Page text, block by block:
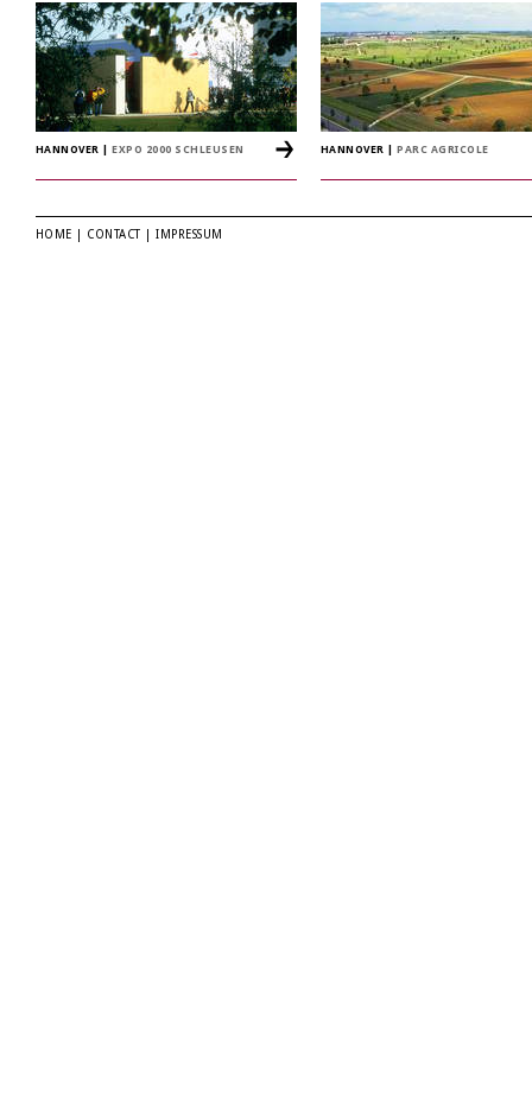
HANNOVER |EXPO 2000 SCHLEUSEN HANNOVER |PARC AGRICOLE
HOME CONTACT |IMPRESSUM